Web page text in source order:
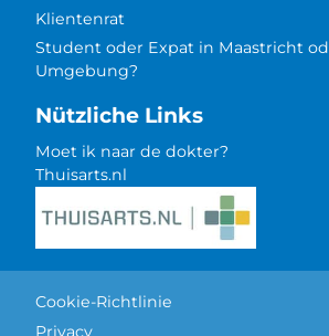
Klientenrat
Student oder Expat in Maastricht
Umgebung?
Nützliche Links
Moet ik naar de dokter?
Thuisarts.nl
Cookie-Richtlinie
Privacy